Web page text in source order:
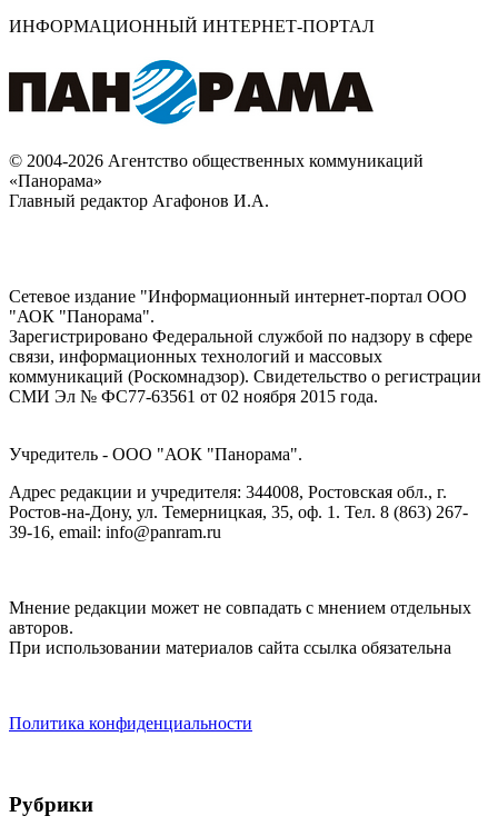
ИНФОРМАЦИОННЫЙ ИНТЕРНЕТ-ПОРТАЛ
© 2004-2026 Агентство общественных коммуникаций
«Панорама»
Главный редактор Агафонов И.А.
Сетевое издание "Информационный интернет-портал ООО
"АОК "Панорама".
Зарегистрировано Федеральной службой по надзору в сфере
связи, информационных технологий и массовых
коммуникаций (Роскомнадзор). Cвидетельство о регистрации
СМИ Эл № ФС77-63561 от 02 ноября 2015 года.
Учредитель - ООО "АОК "Панорама".
Адрес редакции и учредителя: 344008, Ростовская обл., г.
Ростов-на-Дону, ул. Темерницкая, 35, оф. 1. Тел. 8 (863) 267-
39-16, email: info@panram.ru
Мнение редакции может не совпадать с мнением отдельных
авторов.
При использовании материалов сайта ссылка обязательна
Политика конфиденциальности
Рубрики